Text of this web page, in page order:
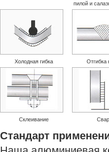
пилой и
Холодная гибка Отгибка
Склеивание
Стандарт